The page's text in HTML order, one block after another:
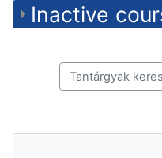
Inactive
Tantárgyak